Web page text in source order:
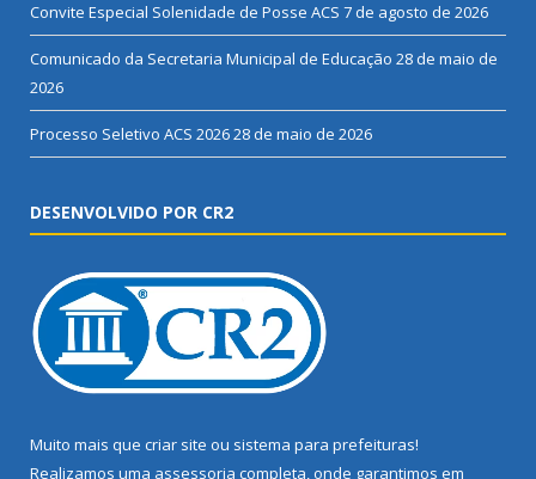
Convite Especial Solenidade de Posse ACS 7 de agosto de 2026
Comunicado da Secretaria Municipal de Educação 28 de maio de
2026
Processo Seletivo ACS 202628 de maio de 2026
DESENVOLVIDO POR CR2
Muito mais que criar site ou sistema para prefeituras!
Realizamos uma assessoria completa, onde garantimos em